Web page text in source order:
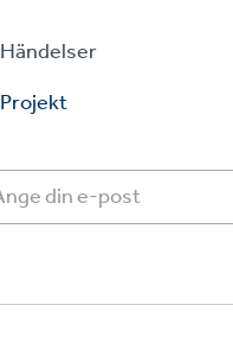
Händelser
Projekt